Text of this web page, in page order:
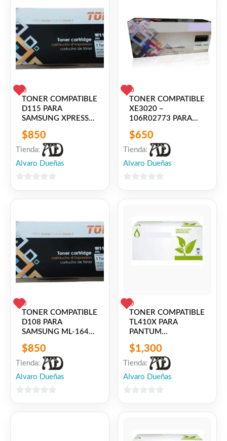
0
TONER COMPATIBLE
D115 PARA
SAMSUNG XPRESS
– SCX-4729 –
SCX470xND
$850
Tienda:
Alvaro Dueñas
0
TONER COMPATIBLE
XE3020 –
106R02773 PARA
3020 /
WORKCENTRE 3025
$650
Tienda:
Alvaro Dueñas
0
TONER COMPATIBLE
D108 PARA
SAMSUNG ML-1640
2240 / ML-2241
$850
Tienda:
Alvaro Dueñas
0
TONER COMPATIBLE
TL410X PARA
PANTUM
$1,300
Tienda:
Alvaro Dueñas